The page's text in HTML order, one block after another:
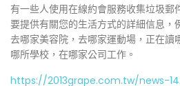
有一些人使用在線約會服務收集垃圾郵
要提供有關您的生活方式的詳細信息，
去哪家美容院，去哪家運動場，正在讀
哪所學校，在哪家公司工作。
https://2013grape.com.tw/news-